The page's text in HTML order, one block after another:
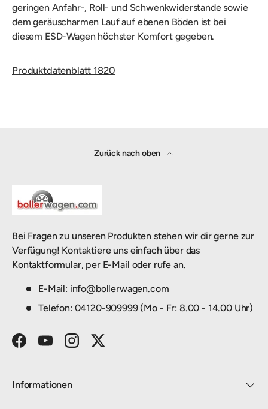
geringen Anfahr-, Roll- und Schwenkwiderstande sowie
dem geräuscharmen Lauf auf ebenen Böden ist bei
diesem ESD-Wagen höchster Komfort gegeben.
Produktdatenblatt 1820
Zurück nach oben
Bei Fragen zu unseren Produkten stehen wir dir gerne zur
Verfügung! Kontaktiere uns einfach über das
Kontaktformular, per E-Mail oder rufe an.
E-Mail: info@bollerwagen.com
Telefon: 04120-909999 (Mo - Fr: 8.00 - 14.00 Uhr)
FacebookYouTubeInstagramTwitter
Informationen